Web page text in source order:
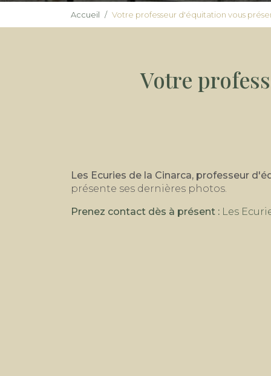
Accueil Votre professeur d'équitation vous
Votre
Les Ecuries de la Cinarca, professeur
présente ses dernières photos.
Prenez contact dès à présent : Les